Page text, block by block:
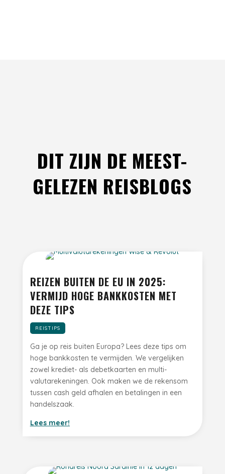
DIT ZIJN DE MEEST-
GELEZEN REISBLOGS
REIZEN BUITEN DE EU IN 2025:
VERMIJD HOGE BANKKOSTEN MET
DEZE TIPS
REISTIPS
Ga je op reis buiten Europa? Lees deze tips om
hoge bankkosten te vermijden. We vergelijken
zowel krediet- als debetkaarten en multi-
valutarekeningen. Ook maken we de rekensom
tussen cash geld afhalen en betalingen in een
handelszaak.
Lees meer!